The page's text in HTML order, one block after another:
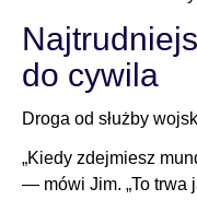
do cywila
Droga od służby
„Kiedy zdejmiesz
— mówi Jim. „To trwa